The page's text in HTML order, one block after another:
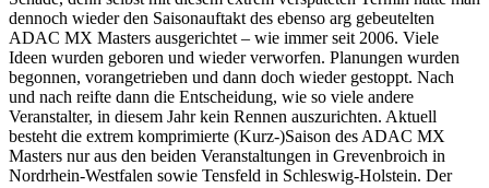
dennoch wieder den Saisonauftakt des ebenso arg gebeutelten
ADAC MX Masters ausgerichtet – wie immer seit 2006. Viele
Ideen wurden geboren und wieder verworfen. Planungen wurden
begonnen, vorangetrieben und dann doch wieder gestoppt. Nach
und nach reifte dann die Entscheidung, wie so viele andere
Veranstalter, in diesem Jahr kein Rennen auszurichten. Aktuell
besteht die extrem komprimierte (Kurz-)Saison des ADAC MX
Masters nur aus den beiden Veranstaltungen in Grevenbroich in
Nordrhein-Westfalen sowie Tensfeld in Schleswig-Holstein. Der